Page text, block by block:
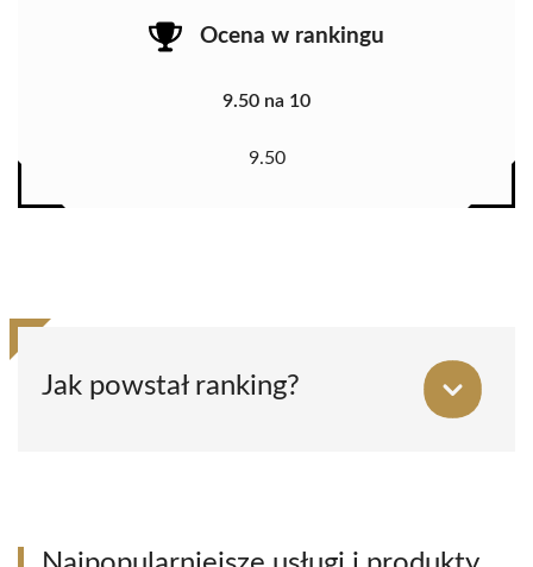
Ocena w rankingu
9.50 na 10
9.50
Jak powstał ranking?